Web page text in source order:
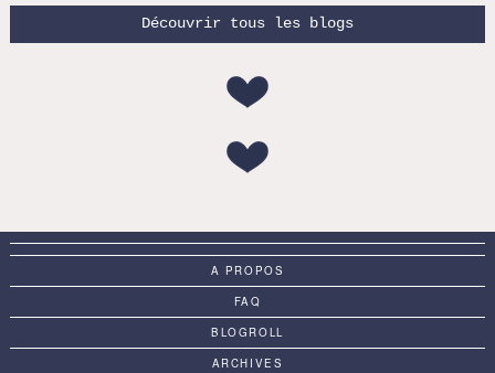
Découvrir tous les blogs
A PROPOS
FAQ
BLOGROLL
ARCHIVES